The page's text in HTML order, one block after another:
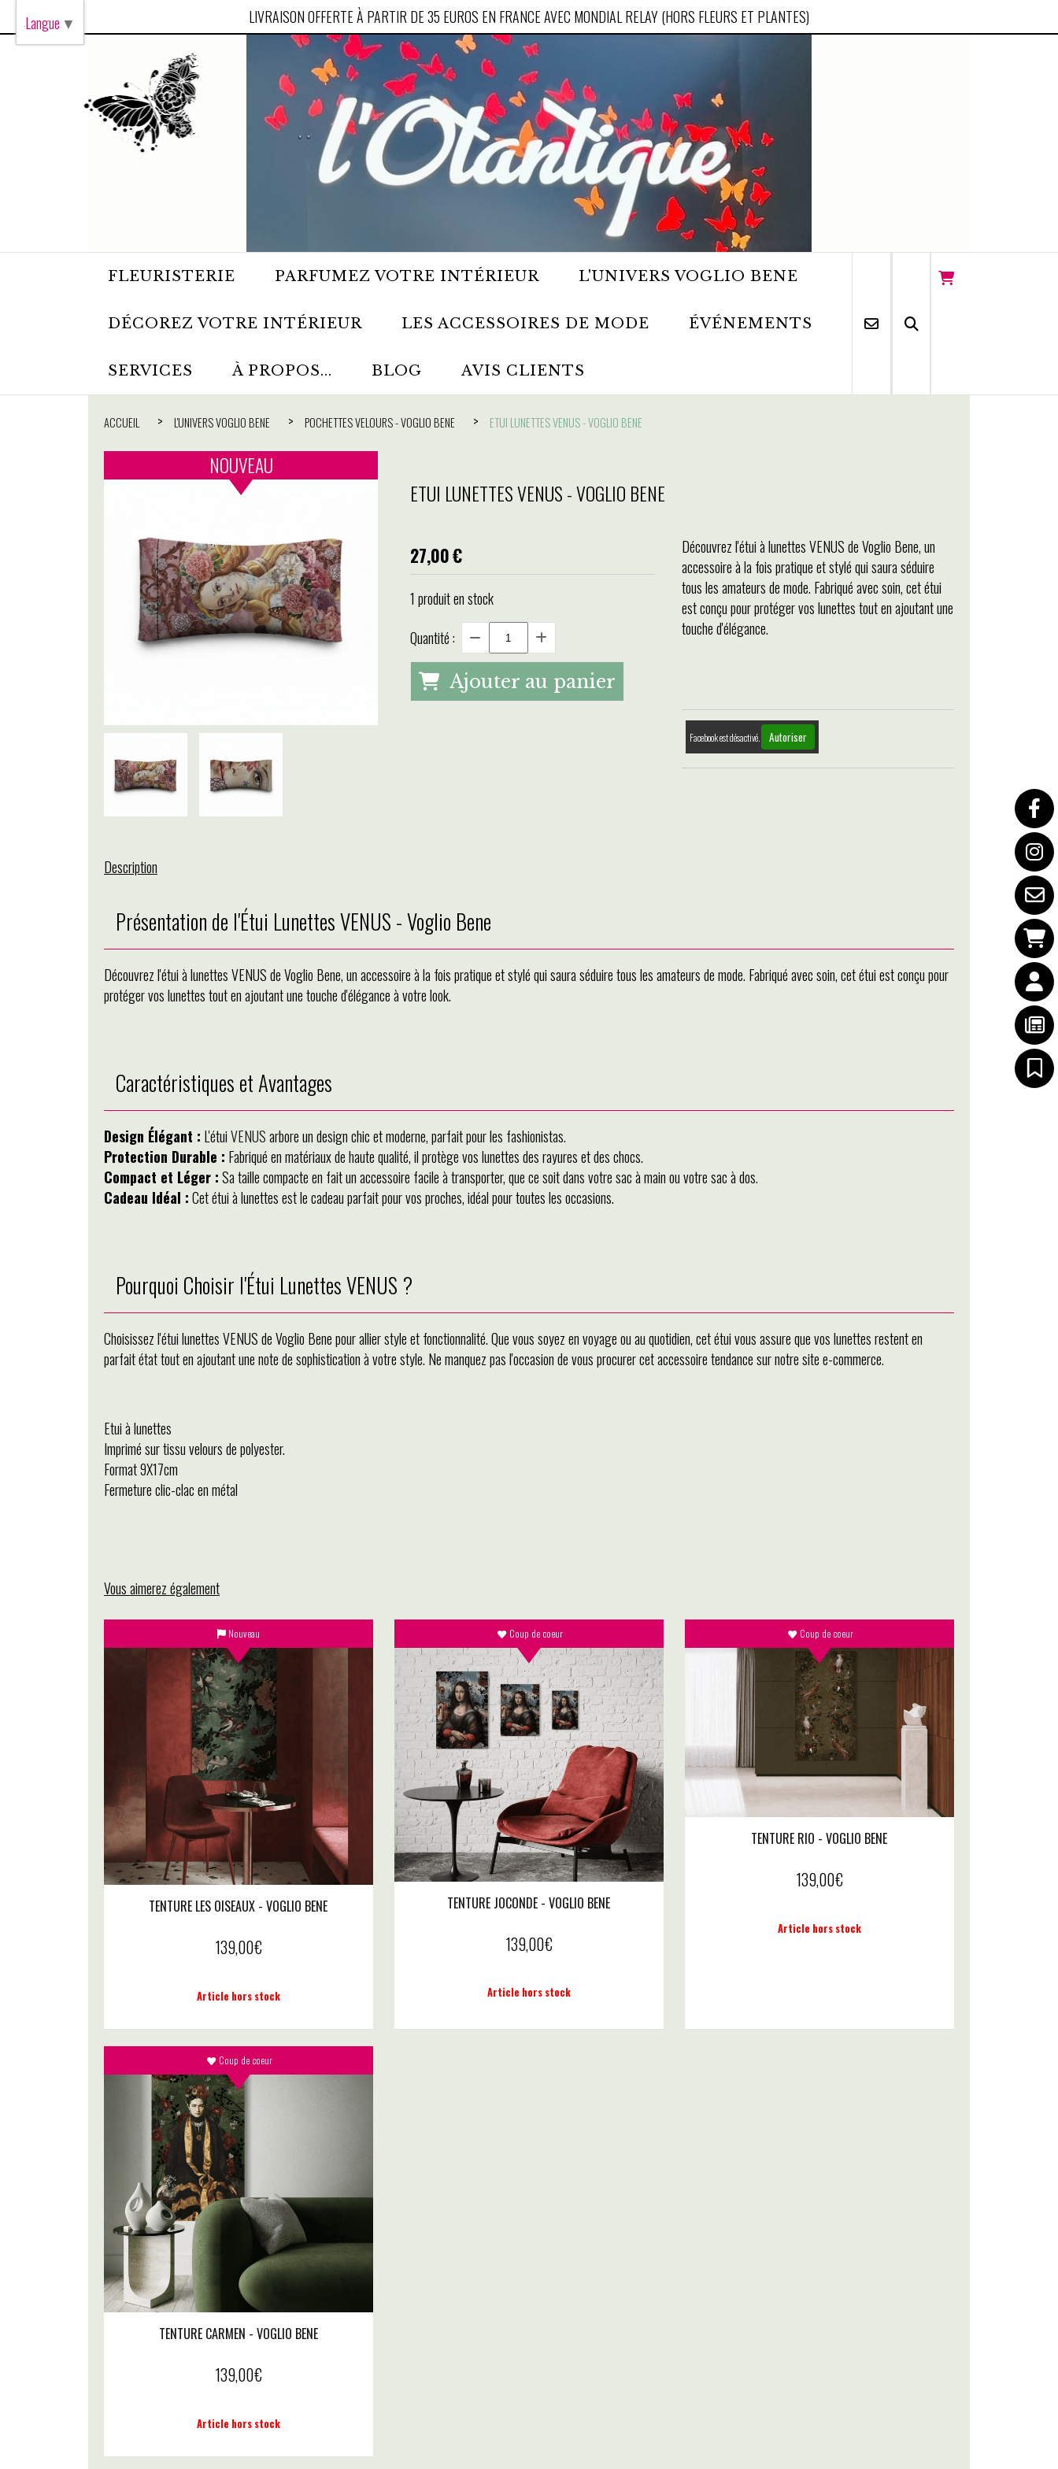
LIVRAISON OFFERTE À PARTIR DE 35 EUROS EN FRANCE AVEC MONDIAL RELAY (HORS FLEURS ET PLANTES)
FLEURISTERIE PARFUMEZ VOTRE INTÉRIEUR L'UNIVERS VOGLIO BENE
DÉCOREZ VOTRE INTÉRIEUR LES ACCESSOIRES DE MODE ÉVÉNEMENTS
SERVICES À PROPOS... BLOG AVIS CLIENTS
ACCUEIL L'UNIVERS VOGLIO BENE POCHETTES VELOURS - VOGLIO BENE ETUI LUNETTES VENUS - VOGLIO BENE
NOUVEAU
ETUI LUNETTES VENUS - VOGLIO BENE
27,00€
1 produit en stock
Quantité :
Ajouter au panier
Découvrez l'étui à lunettes VENUS de Voglio Bene, un
accessoire à la fois pratique et stylé qui saura séduire
tous les amateurs de mode. Fabriqué avec soin, cet étui
est conçu pour protéger vos lunettes tout en ajoutant une
touche d'élégance.
Facebook est désactivé. Autoriser
Description
Présentation de l'Étui Lunettes VENUS - Voglio Bene
Découvrez l'étui à lunettes VENUS de Voglio Bene, un accessoire à la fois pratique et stylé qui saura séduire tous les amateurs de mode. Fabriqué avec soin, cet étui est conçu pour
protéger vos lunettes tout en ajoutant une touche d'élégance à votre look.
Caractéristiques et Avantages
Design Élégant : L'étuiVENUSarbore un design chic et moderne, parfait pour les fashionistas.
Protection Durable : Fabriqué en matériaux de haute qualité, il protège vos lunettes des rayures et des chocs.
Compact et Léger :Sa taille compacte en fait un accessoire facile à transporter, que ce soit dans votre sac à main ou votre sac à dos.
Cadeau Idéal :Cet étui à lunettes est le cadeau parfait pour vos proches, idéal pour toutes les occasions.
Pourquoi Choisir l'Étui Lunettes VENUS ?
Choisissez l'étui lunettes VENUS de Voglio Bene pour allier style et fonctionnalité. Que vous soyez en voyage ou au quotidien, cet étui vous assure que vos lunettes restent en
parfait état tout en ajoutant une note de sophistication à votre style. Ne manquez pas l'occasion de vous procurer cet accessoire tendance sur notre site e-commerce.
Etui à lunettes
Imprimé sur tissu velours de polyester.
Format 9X17cm
Fermeture clic-clac en métal
Vous aimerez également
TENTURE LES OISEAUX - VOGLIO BENE
139,00€
Article hors stock
Nouveau
TENTURE JOCONDE - VOGLIO BENE
139,00€
Article hors stock
Coup de coeur
TENTURE RIO - VOGLIO BENE
139,00€
Article hors stock
Coup de coeur
TENTURE CARMEN - VOGLIO BENE
139,00€
Article hors stock
Coup de coeur
Langue ▼